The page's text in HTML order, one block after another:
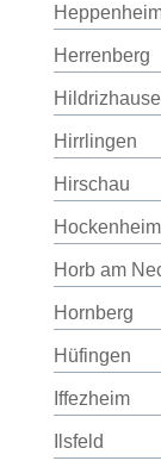
Herrenberg
Hirrlingen
Hirschau
Hockenheim
Horb am
Hornberg
Hüfingen
Iffezheim
Ilsfeld